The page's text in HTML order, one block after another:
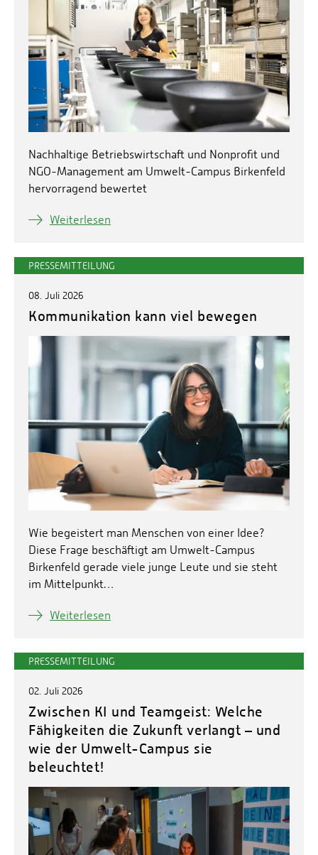
Nachhaltige Betriebswirtschaft und Nonprofit und
NGO-Management am Umwelt-Campus Birkenfeld
hervorragend bewertet
Weiterlesen
PRESSEMITTEILUNG
08. Juli 2026
Kommunikation kann viel bewegen
Wie begeistert man Menschen von einer Idee?
Diese Frage beschäftigt am Umwelt-Campus
Birkenfeld gerade viele junge Leute und sie steht
im Mittelpunkt…
Weiterlesen
PRESSEMITTEILUNG
02. Juli 2026
Zwischen KI und Teamgeist: Welche
Fähigkeiten die Zukunft verlangt – und
wie der Umwelt-Campus sie
beleuchtet!